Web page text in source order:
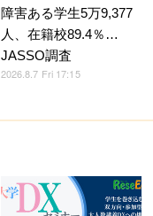
障害ある学生5万9,377
人、在籍校89.4％…
JASSO調査
2026.8.7 Fri 17:15